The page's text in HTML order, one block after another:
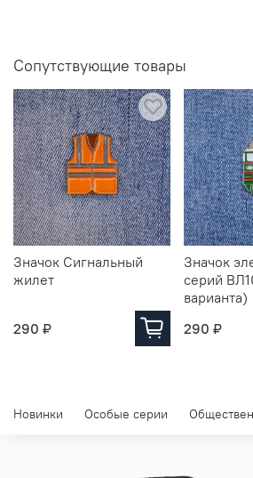
Сопутствующие товары
Значок Сигнальный
жилет
290 ₽
Значок
серий
варианта)
290 ₽
Новинки Особые серии